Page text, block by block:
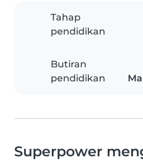
Tahap
pendidikan
Butiran
pendidikan
Superpower